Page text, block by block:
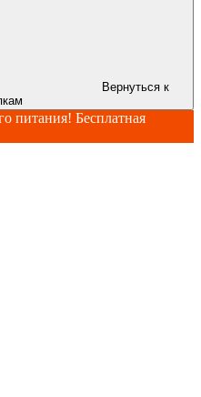
Вернуться к
питания! Бесплатная